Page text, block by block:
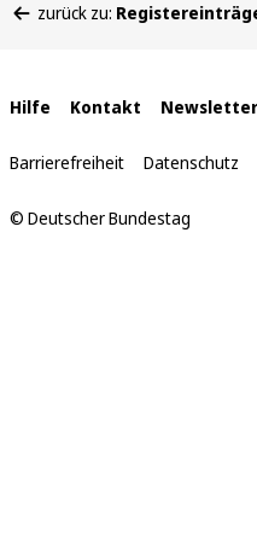
befinden
zurück zu:
Interne
Links
Hilfe Kontakt Newsletter
Barrierefreiheit Datenschutz
© Deutscher Bundestag